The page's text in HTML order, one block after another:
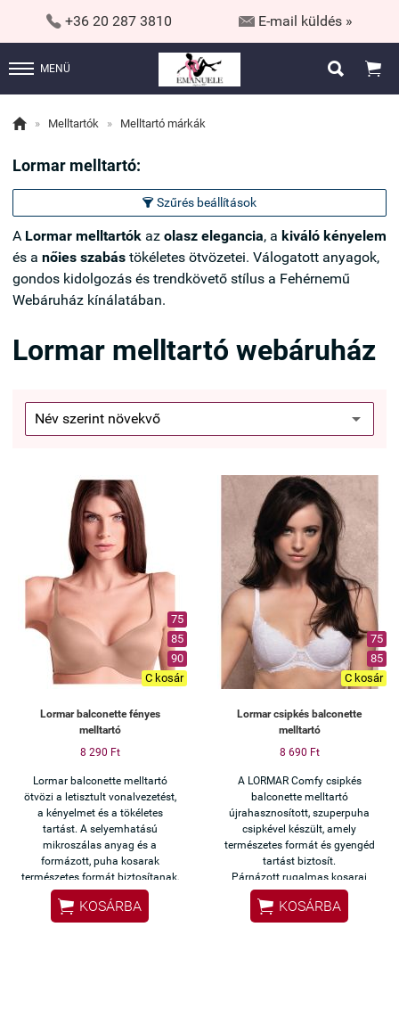
 +36 20 287 3810  E-mail küldés »
MENÜ  
 » Melltartók » Melltartó márkák
Lormar melltartó:
 Szűrés beállítások
A Lormar melltartók az olasz elegancia, a kiváló kényelem
és a nőies szabás tökéletes ötvözetei. Válogatott anyagok,
gondos kidolgozás és trendkövető stílus a Fehérnemű
Webáruház kínálatában.
Lormar melltartó webáruház
75
85
90
C kosár
Lormar balconette fényes
melltartó
8 290 Ft
Lormar balconette melltartó
ötvözi a letisztult vonalvezetést,
a kényelmet és a tökéletes
tartást. A selyemhatású
mikroszálas anyag és a
formázott, puha kosarak
természetes formát biztosítanak,
miközben észrevétlen marad
még a legszűkebb ruha alatt is.
Vékony merevítője stabil tartást
 KOSÁRBA
75
85
C kosár
Lormar csipkés balconette
melltartó
8 690 Ft
A LORMAR Comfy csipkés
balconette melltartó
újrahasznosított, szuperpuha
csipkével készült, amely
természetes formát és gyengéd
tartást biztosít.
Párnázott rugalmas kosarai
kényelmes, enyhén emelő hatást
adnak – tökéletes választás
mindennapokra és különleges
 KOSÁRBA